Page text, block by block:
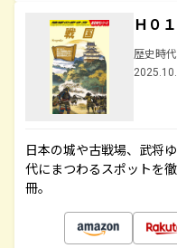
Ｈ０
歴史時代
日本の城や古戦場、武将
代にまつわるスポットを
冊。